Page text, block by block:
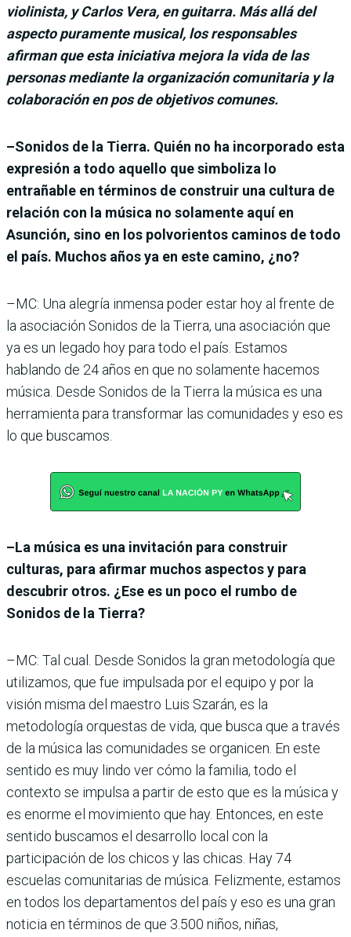
violinista, y Carlos Vera, en guitarra. Más allá del
aspecto puramente musical, los responsables
afirman que esta iniciativa mejora la vida de las
personas mediante la organización comunitaria y la
colaboración en pos de objetivos comunes.
–Sonidos de la Tierra. Quién no ha incorporado esta
expresión a todo aquello que simboliza lo
entrañable en términos de construir una cultura de
relación con la música no solamente aquí en
Asunción, sino en los polvorientos caminos de todo
el país. Muchos años ya en este camino, ¿no?
–MC: Una alegría inmensa poder estar hoy al frente de
la asociación Sonidos de la Tierra, una asociación que
ya es un legado hoy para todo el país. Estamos
hablando de 24 años en que no solamente hacemos
música. Desde Sonidos de la Tierra la música es una
herramienta para transformar las comunidades y eso es
lo que buscamos.
–La música es una invitación para construir
culturas, para afirmar muchos aspectos y para
descubrir otros. ¿Ese es un poco el rumbo de
Sonidos de la Tierra?
–MC: Tal cual. Desde Sonidos la gran metodología que
utilizamos, que fue impulsada por el equipo y por la
visión misma del maestro Luis Szarán, es la
metodología orquestas de vida, que busca que a través
de la música las comunidades se organicen. En este
sentido es muy lindo ver cómo la familia, todo el
contexto se impulsa a partir de esto que es la música y
es enorme el movimiento que hay. Entonces, en este
sentido buscamos el desarrollo local con la
participación de los chicos y las chicas. Hay 74
escuelas comunitarias de música. Felizmente, estamos
en todos los departamentos del país y eso es una gran
noticia en términos de que 3.500 niños, niñas,